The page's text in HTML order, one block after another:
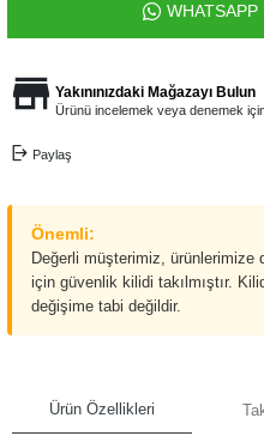
WHATSAPP
Yakınınızdaki Mağazayı Bulun
Ürünü incelemek veya denemek
Paylaş
Önemli:
Değerli müşterimiz, ürünlerimize
için güvenlik kilidi takılmıştır.
değişime tabi değildir.
Ürün Özellikleri